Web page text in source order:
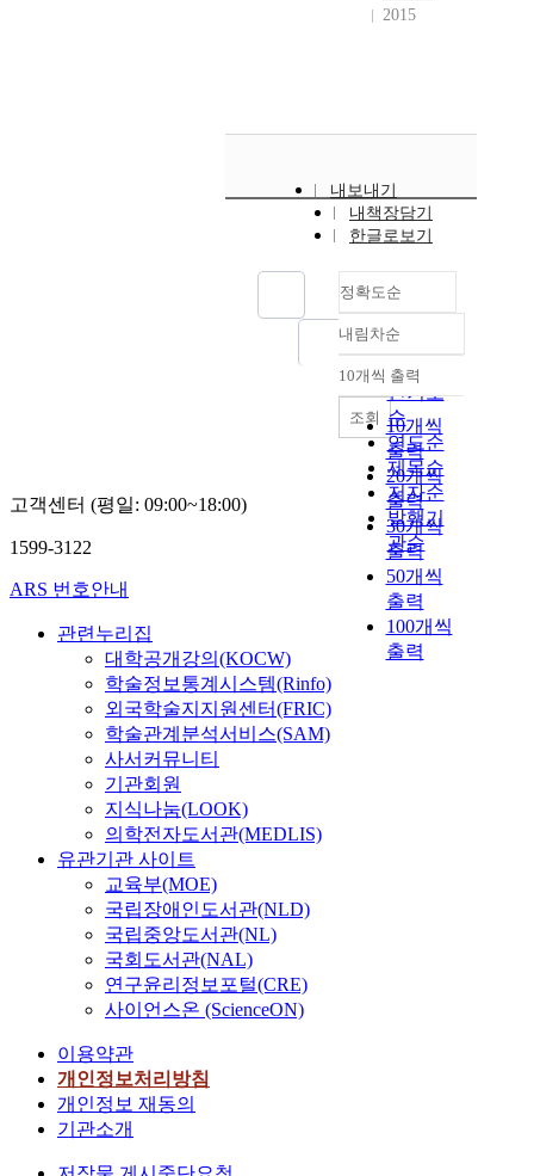
2015
내보내기
내책장담기
한글로보기
정확도순
정확도
순
인기도
순
연도순
제목순
저자순
발행기
관순
내림차순
내림차순
10개씩 출력
10개씩
출력
20개씩
출력
30개씩
출력
50개씩
출력
100개씩
출력
조회
고객센터 (평일: 09:00~18:00)
1599-3122
ARS 번호안내
관련누리집
대학공개강의(KOCW)
학술정보통계시스템(Rinfo)
외국학술지지원센터(FRIC)
학술관계분석서비스(SAM)
사서커뮤니티
기관회원
지식나눔(LOOK)
의학전자도서관(MEDLIS)
유관기관 사이트
교육부(MOE)
국립장애인도서관(NLD)
국립중앙도서관(NL)
국회도서관(NAL)
연구윤리정보포털(CRE)
사이언스온 (ScienceON)
이용약관
개인정보처리방침
개인정보 재동의
기관소개